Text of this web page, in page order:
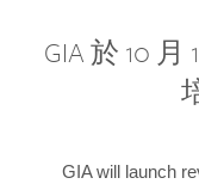
GIA 於 10
GIA will launch